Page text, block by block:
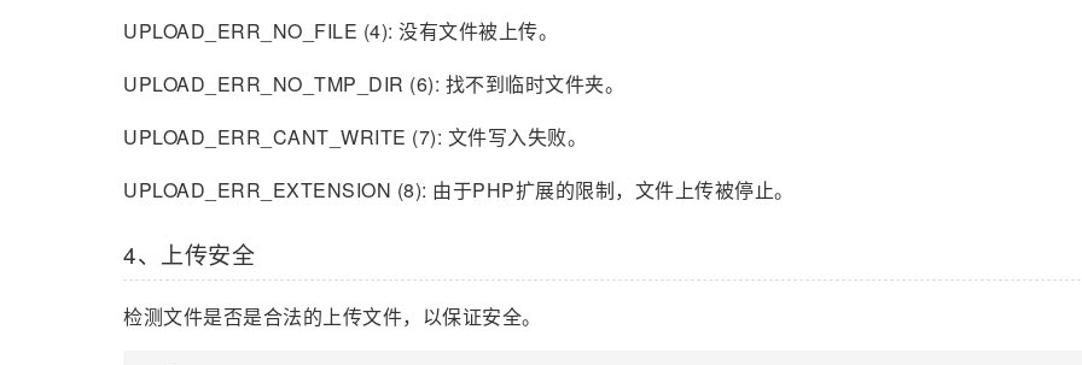
UPLOAD_ERR_NO_FILE (4): 没有文件被上传。
UPLOAD_ERR_NO_TMP_DIR (6): 找不到临时文件夹。
UPLOAD_ERR_CANT_WRITE (7): 文件写入失败。
UPLOAD_ERR_EXTENSION (8): 由于PHP扩展的限制，文件上传被停止。
4、上传安全
检测文件是否是合法的上传文件，以保证安全。